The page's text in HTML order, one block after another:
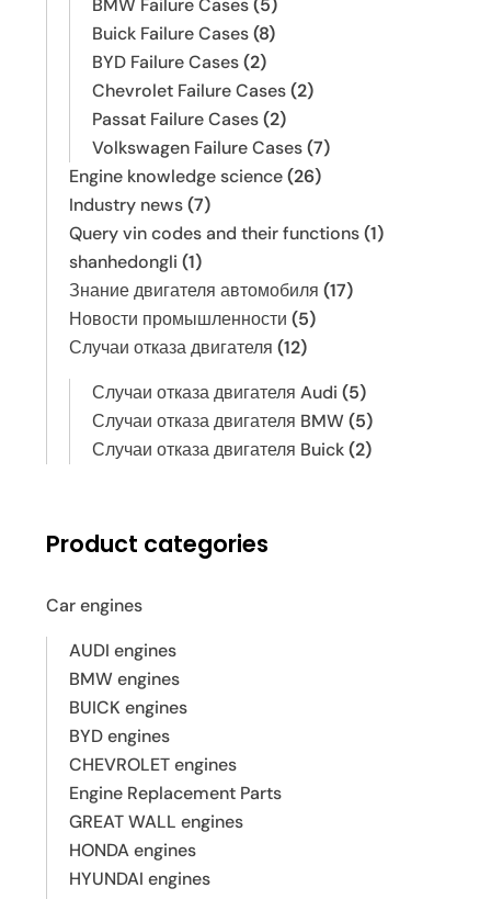
BMW Failure Cases(5)
Buick Failure Cases(8)
BYD Failure Cases(2)
Chevrolet Failure Cases(2)
Passat Failure Cases(2)
Volkswagen Failure Cases(7)
Engine knowledge science(26)
Industry news(7)
Query vin codes and their functions(1)
shanhedongli (1)
Знание двигателя автомобиля (17)
Новости промышленности (5)
Случаи отказа двигателя (12)
Случаи отказа двигателя Audi (5)
Случаи отказа двигателя BMW(5)
Случаи отказа двигателя Buick(2)
Product categories
Car engines
AUDI engines
BMW engines
BUICK engines
BYD engines
CHEVROLET engines
Engine Replacement Parts
GREAT WALL engines
HONDA engines
HYUNDAI engines